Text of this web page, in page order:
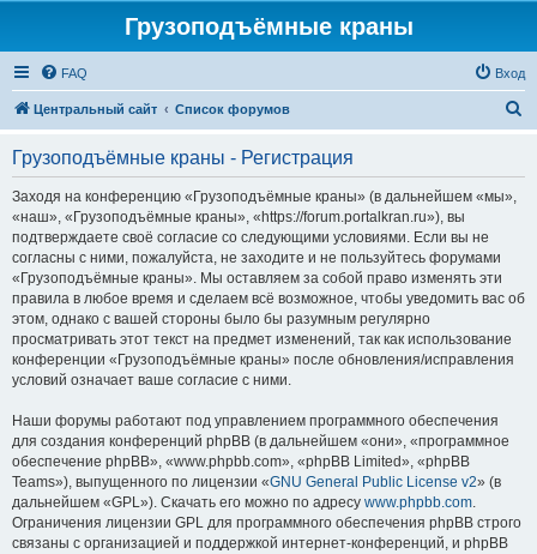
Грузоподъёмные краны
FAQ Вход
Центральный сайт Список форумов
Грузоподъёмные краны - Регистрация
Заходя на конференцию «Грузоподъёмные краны» (в дальнейшем «мы»,
«наш», «Грузоподъёмные краны», «https://forum.portalkran.ru»), вы
подтверждаете своё согласие со следующими условиями. Если вы не
согласны с ними, пожалуйста, не заходите и не пользуйтесь форумами
«Грузоподъёмные краны». Мы оставляем за собой право изменять эти
правила в любое время и сделаем всё возможное, чтобы уведомить вас об
этом, однако с вашей стороны было бы разумным регулярно
просматривать этот текст на предмет изменений, так как использование
конференции «Грузоподъёмные краны» после обновления/исправления
условий означает ваше согласие с ними.
Наши форумы работают под управлением программного обеспечения
для создания конференций phpBB (в дальнейшем «они», «программное
обеспечение phpBB», «www.phpbb.com», «phpBB Limited», «phpBB
Teams»), выпущенного по лицензии «GNU General Public License v2» (в
дальнейшем «GPL»). Скачать его можно по адресу www.phpbb.com.
Ограничения лицензии GPL для программного обеспечения phpBB строго
связаны с организацией и поддержкой интернет-конференций, и phpBB